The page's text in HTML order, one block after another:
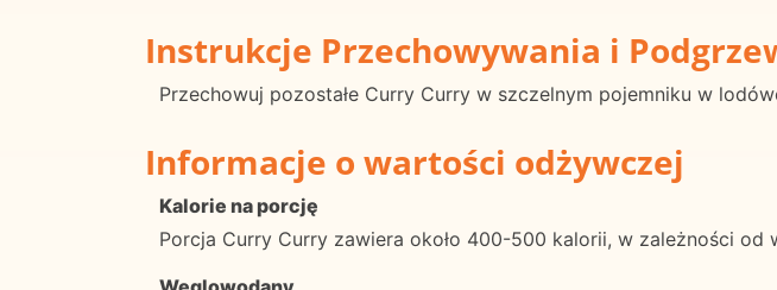
Instrukcje Przechowywania i
Przechowuj pozostałe Curry Curry w szczelnym pojemniku w
Informacje o wartości odżywczej
Kalorie na porcję
Porcja Curry Curry zawiera około 400-500 kalorii, w zależności od